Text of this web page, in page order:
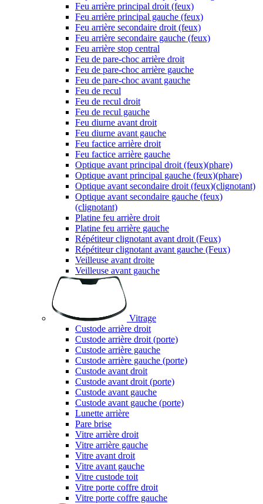
Feu arrière principal droit (feux)
Feu arrière principal gauche (feux)
Feu arrière secondaire droit (feux)
Feu arrière secondaire gauche (feux)
Feu arrière stop central
Feu de pare-choc arrière droit
Feu de pare-choc arrière gauche
Feu de pare-choc avant gauche
Feu de recul
Feu de recul droit
Feu de recul gauche
Feu diurne avant droit
Feu diurne avant gauche
Feu factice arrière droit
Feu factice arrière gauche
Optique avant principal droit (feux)(phare)
Optique avant principal gauche (feux)(phare)
Optique avant secondaire droit (feux)(clignotant)
Optique avant secondaire gauche (feux)
(clignotant)
Platine feu arrière droit
Platine feu arrière gauche
Répétiteur clignotant avant droit (Feux)
Répétiteur clignotant avant gauche (Feux)
Veilleuse avant droite
Veilleuse avant gauche
Vitrage
Custode arrière droit
Custode arrière droit (porte)
Custode arrière gauche
Custode arrière gauche (porte)
Custode avant droit
Custode avant droit (porte)
Custode avant gauche
Custode avant gauche (porte)
Lunette arrière
Pare brise
Vitre arrière droit
Vitre arrière gauche
Vitre avant droit
Vitre avant gauche
Vitre custode toit
Vitre porte coffre droit
Vitre porte coffre gauche